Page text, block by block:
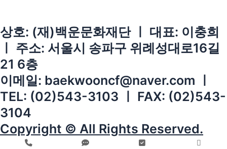
상호: (재)백운문화재단 ㅣ 대표: 이충희
ㅣ 주소: 서울시 송파구 위례성대로16길
21 6층
이메일: baekwooncf@naver.com ㅣ
TEL: (02)543-3103 ㅣ FAX: (02)543-
3104
Copyright © All Rights Reserved.